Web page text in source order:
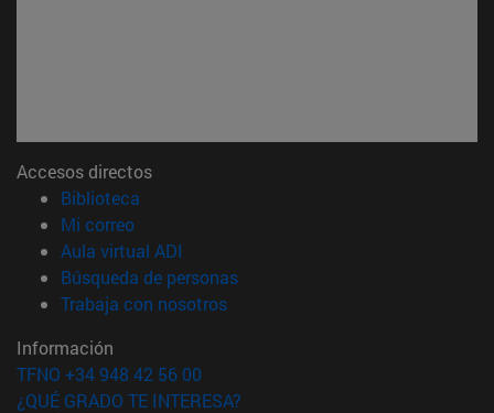
Accesos directos
Biblioteca
Mi correo(abre en nueva ventana)
Aula virtual ADI
Búsqueda de personas(abre en nueva ventana)
Trabaja con nosotros(abre en nueva ventana)
Información
TFNO +34 948 42 56 00
¿QUÉ GRADO TE INTERESA?